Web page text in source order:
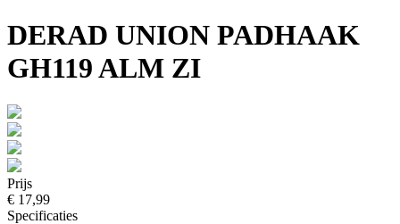
DERAD UNION PADHAAK
GH119 ALM ZI
Prijs
€ 17,99
Specificaties